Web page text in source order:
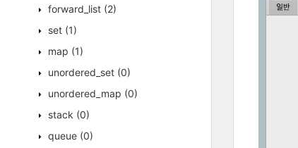
forward_list (2)
set (1)
map (1)
unordered_set (0)
unordered_map (0)
stack (0)
queue (0)